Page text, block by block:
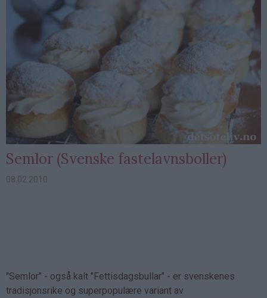
Semlor (Svenske fastelavnsboller)
08.02.2010
"Semlor" - også kalt "Fettisdagsbullar" - er svenskenes
tradisjonsrike og superpopulære variant av